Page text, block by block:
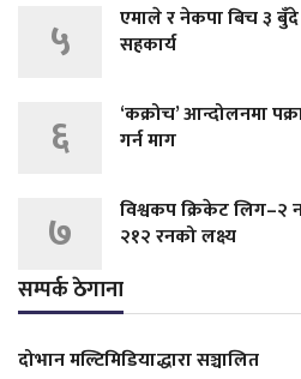
५
एमाले र नेकपा बिच ३
सहकार्य
६
‘कक्रोच’ आन्दोलनमा
गर्न माग
७
विश्वकप क्रिकेट लिग–२
२१२ रनको लक्ष्य
सम्पर्क ठेगाना
दोभान मल्टिमिडियाद्धारा सञ्चालित